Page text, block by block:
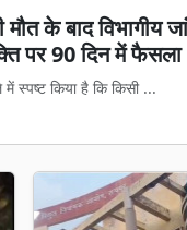
ग्रेन
बनाने की दिशा में